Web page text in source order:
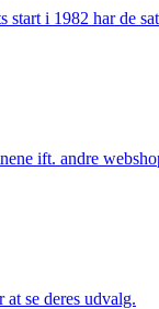
i 1982 har de
ift. andre
se deres udvalg.